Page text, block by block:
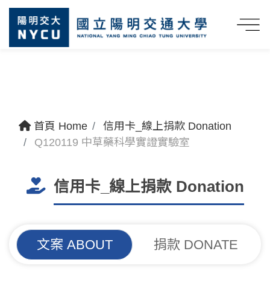
首頁 Home
信用卡_線上捐款 Donation
Q120119 中草藥科學實證實驗室
信用卡_線上捐款 Donation
文案 ABOUT 捐款 DONATE